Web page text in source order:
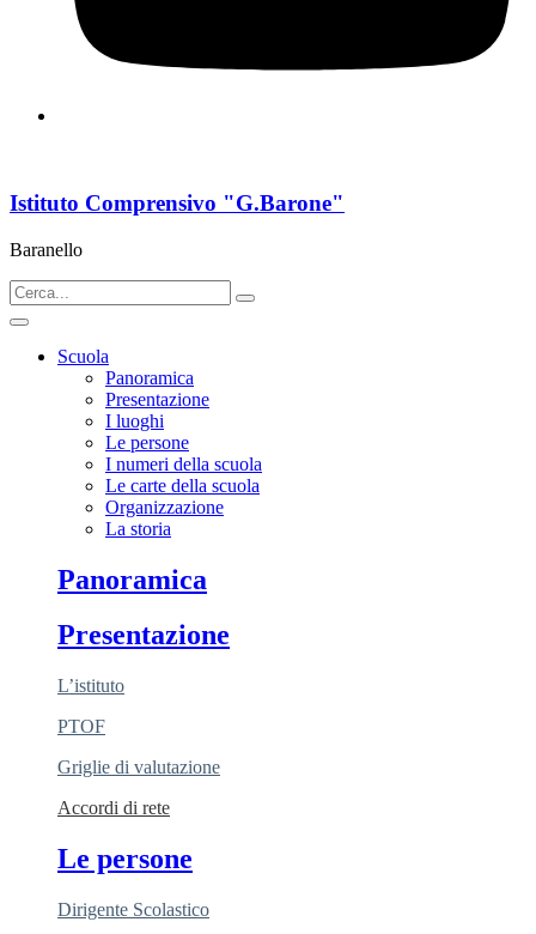
Istituto Comprensivo "G.Barone"
Baranello
Scuola
Panoramica
Presentazione
I luoghi
Le persone
I numeri della scuola
Le carte della scuola
Organizzazione
La storia
Panoramica
Presentazione
L’istituto
PTOF
Griglie di valutazione
Accordi di rete
Le persone
Dirigente Scolastico